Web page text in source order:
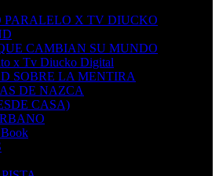
PARALELO X TV DIUCKO
CAMBIAN SU MUNDO
x Tv Diucko Digital
SOBRE LA MENTIRA
DE NAZCA
CASA)